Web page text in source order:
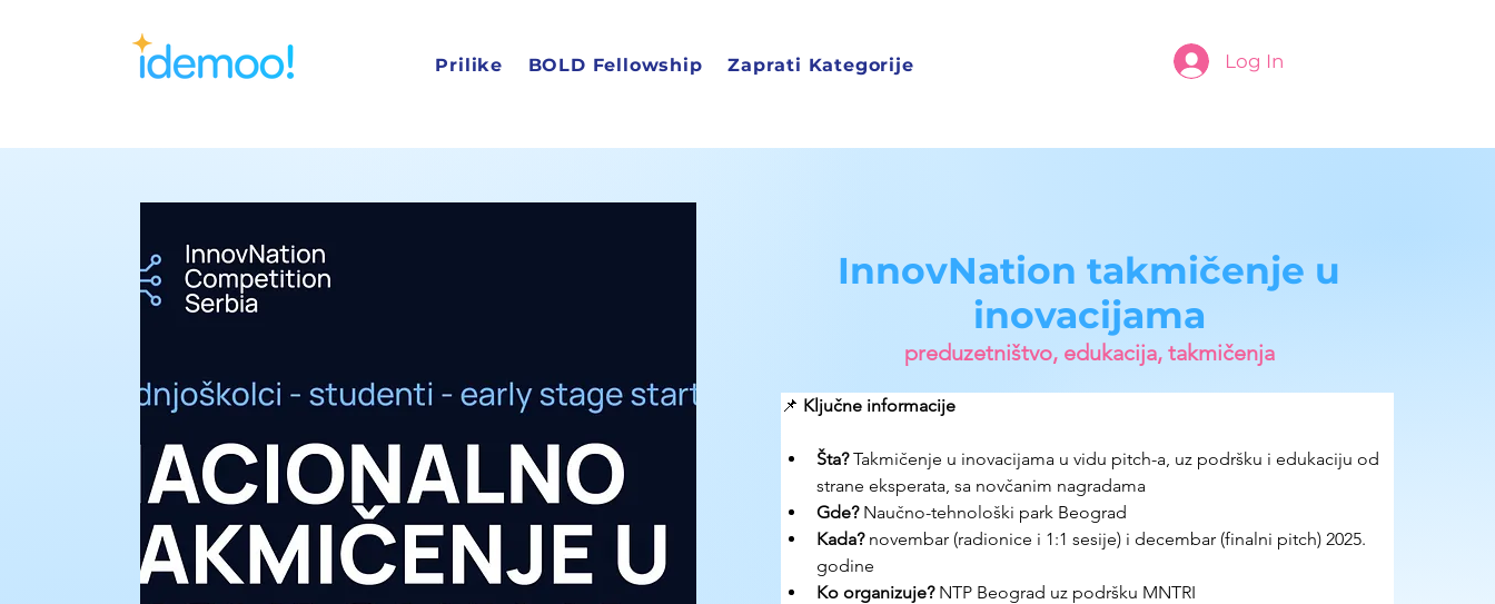
Prilike BOLD Fellowship Zaprati Kategorije Log In
InnovNation takmičenje u
inovacijama
preduzetništvo, edukacija, takmičenja
📌 Ključne informacije
Šta? Takmičenje u inovacijama u vidu pitch-a, uz podršku i edukaciju od
strane eksperata, sa novčanim nagradama
Gde? Naučno-tehnološki park Beograd
Kada? novembar (radionice i 1:1 sesije) i decembar (finalni pitch) 2025.
godine
Ko organizuje? NTP Beograd uz podršku MNTRI